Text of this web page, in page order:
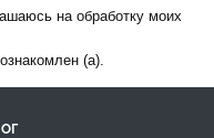
на обработку моих
ознакомлен (а).